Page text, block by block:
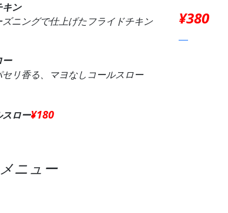
キン
ズニングで仕上げたフライドチキン
ー
セリ香る、マヨなしコールスロー
スロー¥180
¥380
ニュー